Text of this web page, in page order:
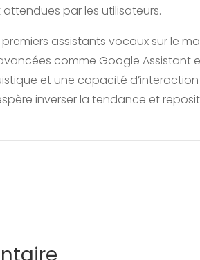
par les utilisateurs.
premiers assistants vocaux sur le
comme Google Assistant
et une capacité
inverser la tendance et